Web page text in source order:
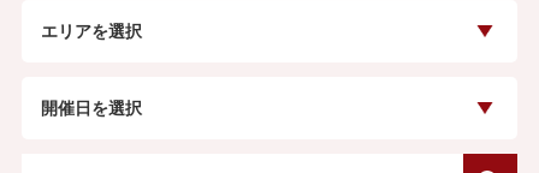
エリアを選択
開催日を選択